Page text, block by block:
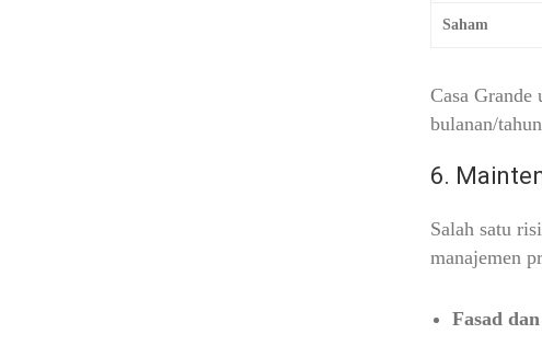
Saham
Casa Grande
bulanan/
6.
Salah satu
manajemen
Fasad